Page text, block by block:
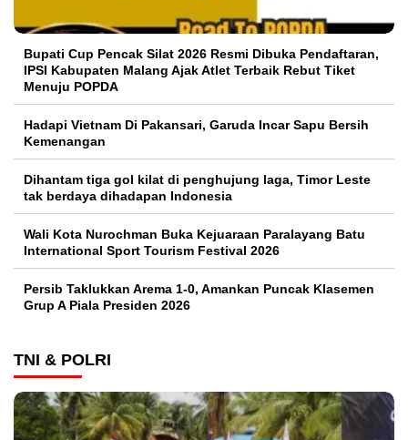
Bupati Cup Pencak Silat 2026 Resmi Dibuka Pendaftaran,
IPSI Kabupaten Malang Ajak Atlet Terbaik Rebut Tiket
Menuju POPDA
Hadapi Vietnam Di Pakansari, Garuda Incar Sapu Bersih
Kemenangan
Dihantam tiga gol kilat di penghujung laga, Timor Leste
tak berdaya dihadapan Indonesia
Wali Kota Nurochman Buka Kejuaraan Paralayang Batu
International Sport Tourism Festival 2026
Persib Taklukkan Arema 1-0, Amankan Puncak Klasemen
Grup A Piala Presiden 2026
TNI & POLRI